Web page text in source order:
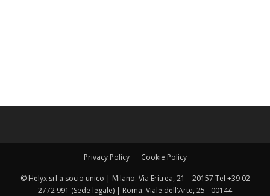
Privacy Policy Cookie Policy
© Helyx srl a socio unico | Milano: Via Eritrea, 21 – 20157 Tel +39 02
2772 991 (Sede legale) | Roma: Viale dell'Arte, 25 - 00144